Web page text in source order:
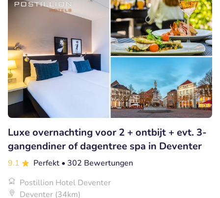
Luxe overnachting voor 2 + ontbijt + evt. 3-
gangendiner of dagentree spa in Deventer
9.1 Perfekt • 302 Bewertungen
Postillion Hotel Deventer
Deventer (34km)